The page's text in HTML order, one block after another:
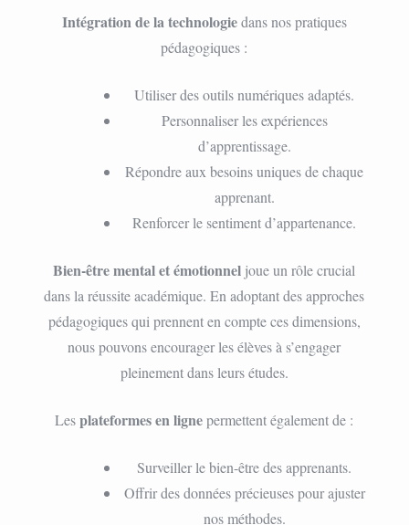
Intégration de la technologiedans nos pratiques
pédagogiques :
Utiliser des outils numériques adaptés.
Personnaliser les expériences
d’apprentissage.
Répondre aux besoins uniques de chaque
apprenant.
Renforcer le sentiment d’appartenance.
Bien-être mental et émotionnel joue un rôle crucial
dans la réussite académique. En adoptant des approches
pédagogiques qui prennent en compte ces dimensions,
nous pouvons encourager les élèves à s’engager
pleinement dans leurs études.
Lesplateformes en lignepermettent également de :
Surveiller le bien-être des apprenants.
Offrir des données précieuses pour ajuster
nos méthodes.